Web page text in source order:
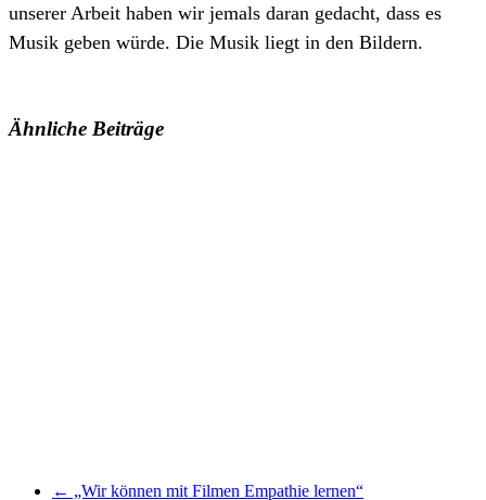
unserer Arbeit haben wir jemals daran gedacht, dass es
Musik geben würde. Die Musik liegt in den Bildern.
Ähnliche Beiträge
Teilen ← „Wir können mit Filmen Empathie lernen“